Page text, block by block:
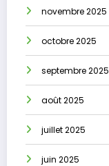
novembre 2025
octobre 2025
septembre 2025
août 2025
juillet 2025
juin 2025